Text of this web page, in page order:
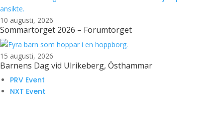
10 augusti, 2026
Sommartorget 2026 – Forumtorget
15 augusti, 2026
Barnens Dag vid Ulrikeberg, Östhammar
PRV Event
NXT Event